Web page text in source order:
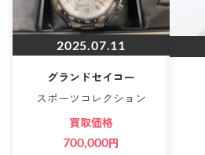
2025.07.11
グランドセイコー
スポーツコレクション
買取価格
700,000円